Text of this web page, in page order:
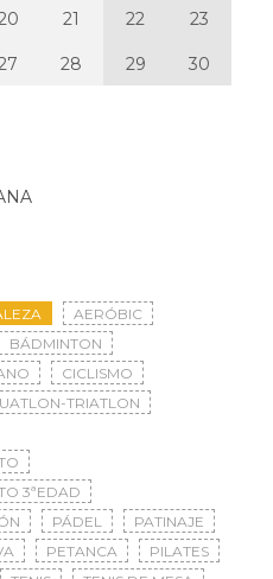
21 22 23
28 29 30
AERÓBIC
BÁDMINTON
CICLISMO
TRIATLON
3ªEDAD
PÁDEL
PATINAJE
PETANCA
PILATES